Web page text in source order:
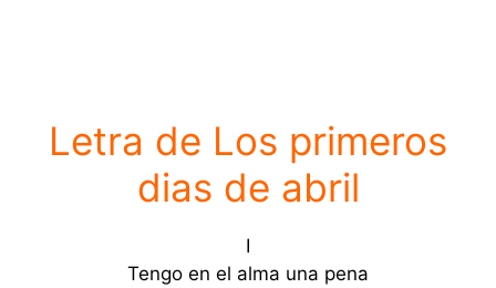
Letra de Los primeros
dias de abril
I
Tengo en el alma una pena